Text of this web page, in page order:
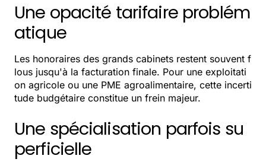
Une opacité tarifaire problém
atique
Les honoraires des grands cabinets restent souvent f
lous jusqu'à la facturation finale. Pour une exploitati
on agricole ou une PME agroalimentaire, cette incerti
tude budgétaire constitue un frein majeur.
Une spécialisation parfois su
perficielle